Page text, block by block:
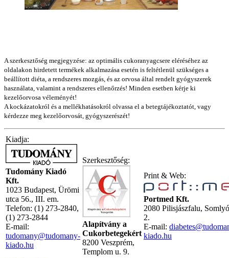
A szerkesztőség megjegyzése: az optimális cukoranyagcsere eléréséhez az
oldalakon hirdetett termékek alkalmazása esetén is feltétlenül szükséges a
beállított diéta, a rendszeres mozgás, és az orvosa által rendelt gyógyszerek
használata, valamint a rendszeres ellenőrzés! Minden esetben kérje ki
kezelőorvosa véleményét!
A kockázatokról és a mellékhatásokról olvassa el a betegtájékoztatót, vagy
kérdezze meg kezelőorvosát, gyógyszerészét!
Kiadja:
Tudomány Kiadó
Kft.
1023 Budapest, Ürömi
utca 56., III. em.
Telefon: (1) 273-2840,
(1) 273-2844
E-mail:
tudomany@tudomany-
kiado.hu
Szerkesztőség:
Alapítvány a
Cukorbetegekért
8200 Veszprém,
Templom u. 9.
Print & Web:
Portmed Kft.
2080 Pilisjászfalu,
2.
E-mail:
kiado.hu